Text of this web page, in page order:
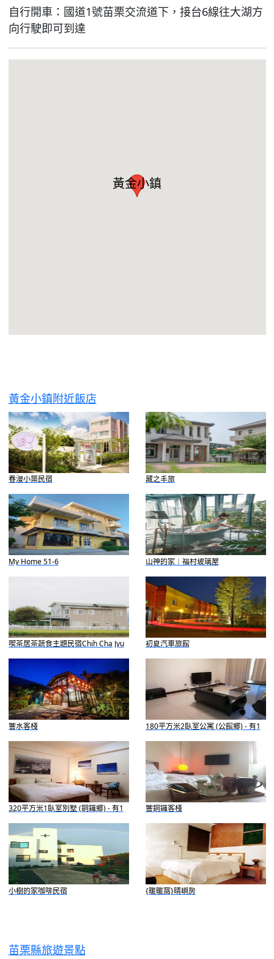
自行開車：國道1號苗栗交流道下，接台6線往大湖方
向行駛即可到達
黃金小鎮
黃金小鎮附近飯店
春漫小築民宿 藏之丰旅
My Home 51-6 山神的家｜福村玻璃屋
喫茶居茶蔬食主題民宿Chih Cha Jyu 初夏汽車旅館
響水客棧 180平方米2臥室公寓 (公館鄉) - 有1
間私人浴室
320平方米1臥室別墅 (銅鑼鄉) - 有1
間私人浴室
響銅鑼客棧
小樹的家咖啡民宿 {暖暖窩}晴嶼房
苗栗縣旅遊景點